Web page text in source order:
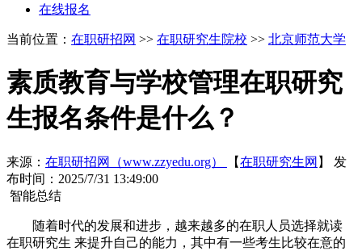
在线报名
当前位置： 在职研招网 >> 在职研究生院校 >> 北京师范大学
素质教育与学校管理在职研究
生报名条件是什么？
来源： 在职研招网（www.zzyedu.org） 【在职研究生网 】
发
布时间：2025/7/31 13:49:00
智能总结
随着时代的发展和进步，越来越多的在职人员选择就读
在职研究生 来提升自己的能力，其中有一些考生比较在意的